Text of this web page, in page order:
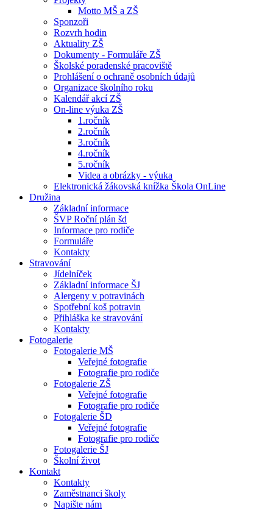
Motto MŠ a ZŠ
Sponzoři
Rozvrh hodin
Aktuality ZŠ
Dokumenty - Formuláře ZŠ
Školské poradenské pracoviště
Prohlášení o ochraně osobních údajů
Organizace školního roku
Kalendář akcí ZŠ
On-line výuka ZŠ
1.ročník
2.ročník
3.ročník
4.ročník
5.ročník
Videa a obrázky - výuka
Elektronická žákovská knížka Škola OnLine
Družina
Základní informace
ŠVP Roční plán šd
Informace pro rodiče
Formuláře
Kontakty
Stravování
Jídelníček
Základní informace ŠJ
Alergeny v potravinách
Spotřební koš potravin
Přihláška ke stravování
Kontakty
Fotogalerie
Fotogalerie MŠ
Veřejné fotografie
Fotografie pro rodiče
Fotogalerie ZŠ
Veřejné fotografie
Fotografie pro rodiče
Fotogalerie ŠD
Veřejné fotografie
Fotografie pro rodiče
Fotogalerie ŠJ
Školní život
Kontakt
Kontakty
Zaměstnanci školy
Napište nám